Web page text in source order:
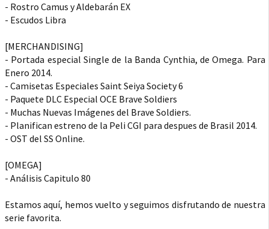
- Rostro Camus y Aldebarán EX
- Escudos Libra
[MERCHANDISING]
- Portada especial Single de la Banda Cynthia, de Omega. Para
Enero 2014.
- Camisetas Especiales Saint Seiya Society 6
- Paquete DLC Especial OCE Brave Soldiers
- Muchas Nuevas Imágenes del Brave Soldiers.
- Planifican estreno de la Peli CGI para despues de Brasil 2014.
- OST del SS Online.
[OMEGA]
- Análisis Capitulo 80
Estamos aquí, hemos vuelto y seguimos disfrutando de nuestra
serie favorita.